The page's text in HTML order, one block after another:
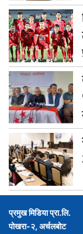
प्रमुख मिडिया प्रा.लि.
पोखरा-२, अर्चलबोट